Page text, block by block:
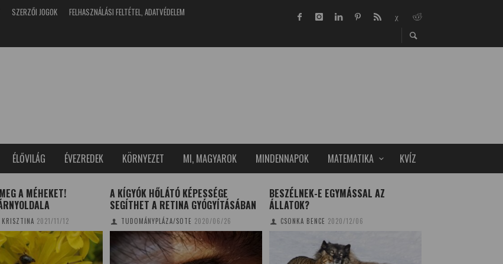
SZERZŐI JOGOK
FELHASZNÁLÁSI FELTÉTEL, ADATVÉDELEM
ÉLŐVILÁG ÉVEZREDEK KÖRNYEZET MI, MAGYAROK MINDENNAPOK MATEMATIKA KVÍZ
A MÉHEKET!
2021/11/12
A KÍGYÓK HŐLÁTÓ KÉPESSÉGE
SEGÍTHET A RETINA GYÓGYÍTÁSÁBAN
TUDOMÁNYPLÁZA/SOTE 2020/06/26
BESZÉLNEK-E EGYMÁSSAL AZ
ÁLLATOK?
CSONKA BENCE 2020/12/06